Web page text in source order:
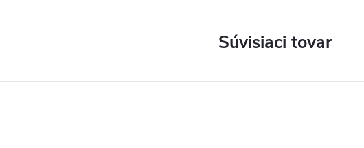
Súvisiaci tovar